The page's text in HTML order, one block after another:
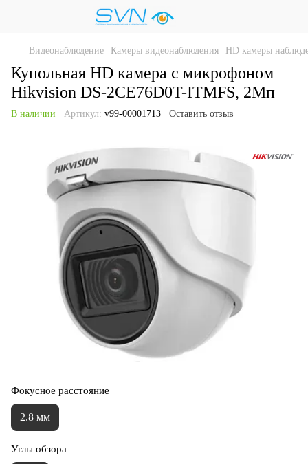
Видеонаблюдение Камеры видеонаблюдения HD камеры
Купольная HD камера с микрофоном
Hikvision DS-2CE76D0T-ITMFS, 2Мп
В наличии Артикул: v99-00001713 Оставить отзыв
Фокусное расстояние
2.8 мм
Углы обзора